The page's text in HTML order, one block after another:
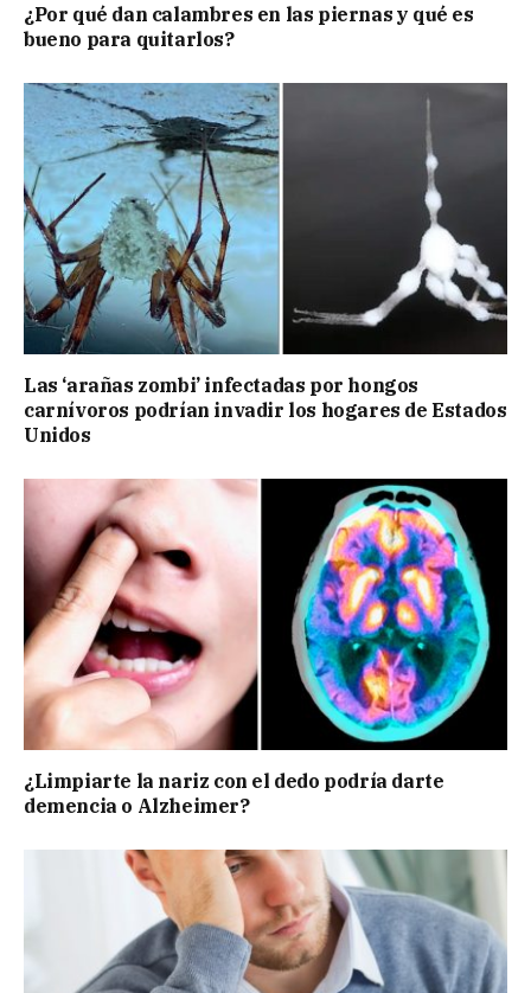
¿Por qué dan calambres en las piernas y qué es
bueno para quitarlos?
Las ‘arañas zombi’ infectadas por hongos
carnívoros podrían invadir los hogares de Estados
Unidos
¿Limpiarte la nariz con el dedo podría darte
demencia o Alzheimer?